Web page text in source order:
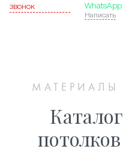
звонок
WhatsApp
Написать
МАТЕРИАЛЫ